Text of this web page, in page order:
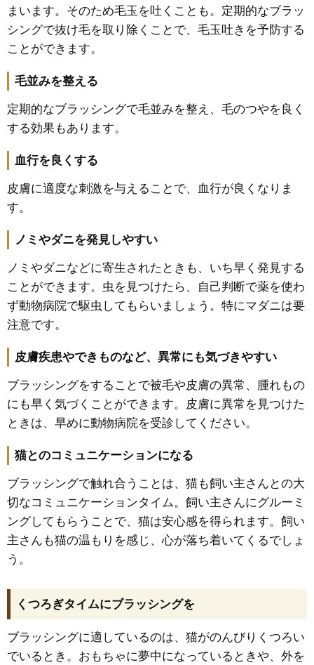
まいます。そのため毛玉を吐くことも。定期的なブラッ
シングで抜け毛を取り除くことで、毛玉吐きを予防する
ことができます。
毛並みを整える
定期的なブラッシングで毛並みを整え、毛のつやを良く
する効果もあります。
血行を良くする
皮膚に適度な刺激を与えることで、血行が良くなりま
す。
ノミやダニを発見しやすい
ノミやダニなどに寄生されたときも、いち早く発見する
ことができます。虫を見つけたら、自己判断で薬を使わ
ず動物病院で駆虫してもらいましょう。特にマダニは要
注意です。
皮膚疾患やできものなど、異常にも気づきやすい
ブラッシングをすることで被毛や皮膚の異常、腫れもの
にも早く気づくことができます。皮膚に異常を見つけた
ときは、早めに動物病院を受診してください。
猫とのコミュニケーションになる
ブラッシングで触れ合うことは、猫も飼い主さんとの大
切なコミュニケーションタイム。飼い主さんにグルーミ
ングしてもらうことで、猫は安心感を得られます。飼い
主さんも猫の温もりを感じ、心が落ち着いてくるでしょ
う。
くつろぎタイムにブラッシングを
ブラッシングに適しているのは、猫がのんびりくつろい
でいるとき。おもちゃに夢中になっているときや、外を